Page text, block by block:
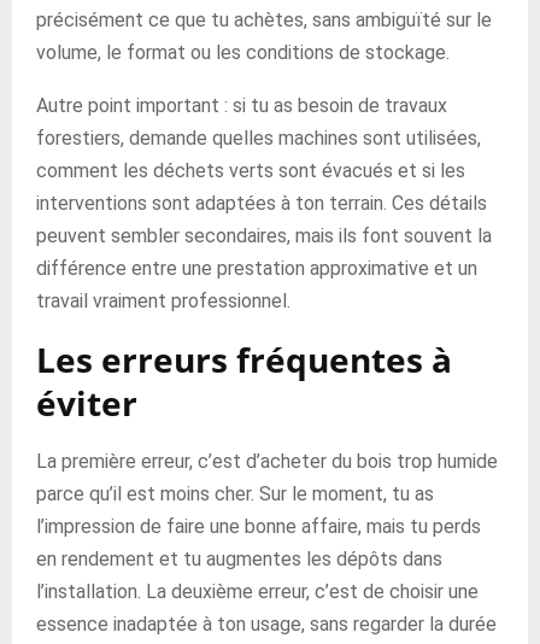
précisément ce que tu achètes, sans ambiguïté sur le
volume, le format ou les conditions de stockage.
Autre point important : si tu as besoin de travaux
forestiers, demande quelles machines sont utilisées,
comment les déchets verts sont évacués et si les
interventions sont adaptées à ton terrain. Ces détails
peuvent sembler secondaires, mais ils font souvent la
différence entre une prestation approximative et un
travail vraiment professionnel.
Les erreurs fréquentes à
éviter
La première erreur, c’est d’acheter du bois trop humide
parce qu’il est moins cher. Sur le moment, tu as
l’impression de faire une bonne affaire, mais tu perds
en rendement et tu augmentes les dépôts dans
l’installation. La deuxième erreur, c’est de choisir une
essence inadaptée à ton usage, sans regarder la durée